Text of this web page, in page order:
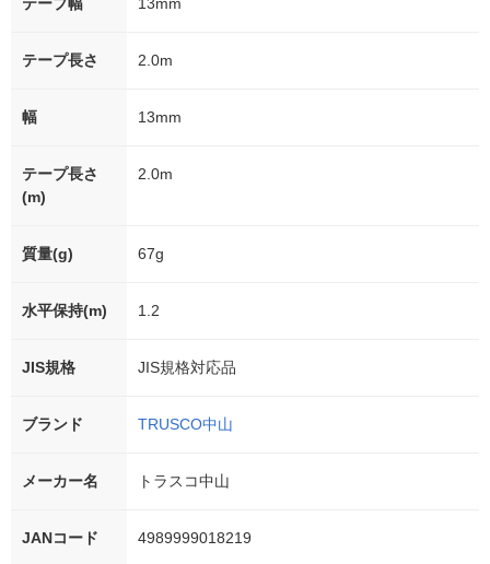
テープ幅 13mm
テープ長さ 2.0m
幅 13mm
テープ長さ
(m)
2.0m
質量(g) 67g
水平保持(m) 1.2
JIS規格 JIS規格対応品
ブランド TRUSCO中山
メーカー名 トラスコ中山
JANコード 4989999018219